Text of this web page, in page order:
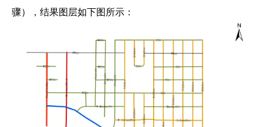
骤），结果图层如下图所示：